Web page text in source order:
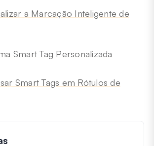
a Marcação Inteligente de
Smart Tag Personalizada
Smart Tags em Rótulos de